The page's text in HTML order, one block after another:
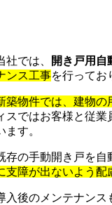
社では、
開き戸用自
ンス工事を行ってお
築物件では、建物の
スではお客様と従業
ます。
存の手動開き戸を自
支障が出ないよう配
入後のメンテナンス